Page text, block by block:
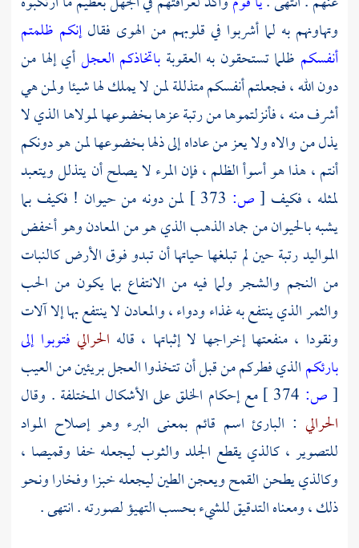
وتهاونهم به لما أشربوا في قلوبهم من الهوى فقالإنكم ظلمتم
أنفسكم ظلما تستحقون به العقوبة باتخاذكم العجلأي إلها من
دون الله ، فجعلتم أنفسكم متذللة لمن لا يملك لها شيئا ولمن هي
أشرف منه ، فأنزلتموها من رتبة عزها بخضوعها لمولاها الذي لا
يذل من والاه ولا يعز من عاداه إلى ذلها بخضوعها لمن هو دونكم
أنتم ، هذا هو أسوأ الظلم ، فإن المرء لا يصلح أن يتذلل ويتعبد
لمثله ، فكيف [ص:
لمن دونه من حيوان ! فكيف بما
يشبه بالحيوان من جماد الذهب الذي هو من المعادن وهو أخفض
المواليد رتبة حين لم تبلغها حياتها أن تبدو فوق الأرض كالنبات
من النجم والشجر ولما فيه من الانتفاع بما يكون من الحب
والثمر الذي ينتفع به غذاء ودواء ، والمعادن لا ينتفع بها إلا آلات
ونقودا ، منفعتها إخراجها لا إثباتها ، قاله الحرالي فتوبوا إلى
بارئكمالذي فطركم من قبل أن تتخذوا العجل بريئين من العيب
[ص:
مع إحكام الخلق على الأشكال المختلفة . وقال
الحرالي : البارئ اسم قائم بمعنى البرء وهو إصلاح المواد
للتصوير ، كالذي يقطع الجلد والثوب ليجعله خفا وقميصا ،
وكالذي يطحن القمح ويعجن الطين ليجعله خبزا وفخارا ونحو
ذلك ، ومعناه التدقيق للشيء بحسب التهيؤ لصورته . انتهى .